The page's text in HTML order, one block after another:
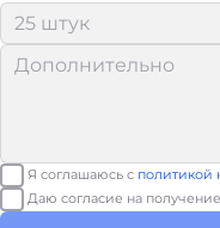
Я соглашаюсь с политикой
Даю согласие на получение